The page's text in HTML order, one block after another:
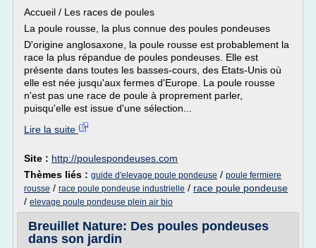
Accueil / Les races de poules
La poule rousse, la plus connue des poules pondeuses
D'origine anglosaxone, la poule rousse est probablement la
race la plus répandue de poules pondeuses. Elle est
présente dans toutes les basses-cours, des Etats-Unis où
elle est née jusqu'aux fermes d'Europe. La poule rousse
n'est pas une race de poule à proprement parler,
puisqu'elle est issue d'une sélection...
Lire la suite
Site : http://poulespondeuses.com
Thèmes liés : guide d'elevage poule pondeuse / poule fermiere
rousse / race poule pondeuse industrielle / race poule pondeuse
/ elevage poule pondeuse plein air bio
Breuillet Nature: Des poules pondeuses
dans son jardin